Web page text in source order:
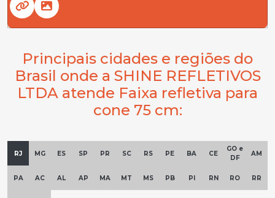
Principais cidades e regiões do
Brasil onde a SHINE REFLETIVOS
LTDA atende Faixa refletiva para
cone 75 cm:
RJ MG ES SP PR SC RS PE BA CE
GO e
DF
AM
PA AC AL AP MA MT MS PB PI RN RO RR